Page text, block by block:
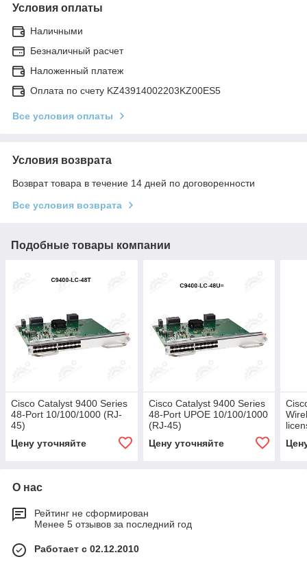
Условия оплаты
Наличными
Безналичный расчет
Наложенный платеж
Оплата по счету KZ43914002203KZ00ES5
Все условия оплаты
Условия возврата
Возврат товара в течение 14 дней по договоренности
Все условия возврата
Подобные товары компании
Cisco Catalyst 9400 Series
48-Port 10/100/1000 (RJ-
45)
Цену уточняйте
Cisco Catalyst 9400 Series
48-Port UPOE 10/100/1000
(RJ-45)
Цену уточняйте
О нас
Рейтинг не сформирован
Менее 5 отзывов за последний год
Работает с 02.12.2010